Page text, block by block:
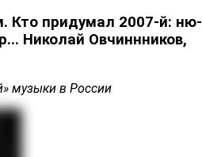
Кто придумал 2007-й: ню-
Николай Овчиннников,
музыки в России